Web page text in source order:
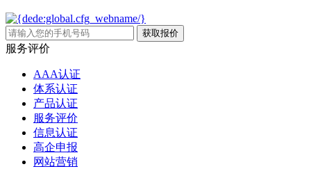
服务评价
AAA认证
体系认证
产品认证
服务评价
信息认证
高企申报
网站营销